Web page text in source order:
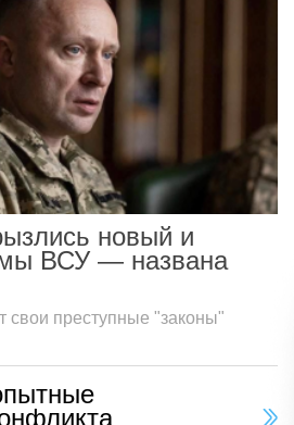
новый и
ВСУ — названа
свои преступные "законы"